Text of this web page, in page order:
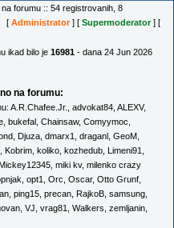
forumu :: 54 registrovanih, 8
[ Administrator] [ Supermoderator] [
ikad bilo je 16981 - dana 24 Jun 2026
na forumu:
A.R.Chafee.Jr. advokat84 ALEXV,
bukefal Chainsaw, Comyymoc
Djuza dmarx1 draganl GeoM
Kobrim koliko kozhedub Limeni91
miki kv, milenko crazy
opt1 Orc Oscar, Otto Grunf
ping15 precan RajkoB samsung
VJ vrag81 Walkers zemljanin